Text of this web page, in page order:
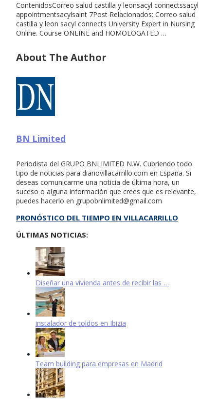
ContenidosCorreo salud castilla y leonsacyl connectssacyl
appointmentsacylsaint 7Post Relacionados: Correo salud
castilla y leon sacyl connects University Expert in Nursing
Online. Course ONLINE and HOMOLOGATED …
About The Author
BN Limited
Periodista del GRUPO BNLIMITED N.W. Cubriendo todo
tipo de noticias para diariovillacarrillo.com en España. Si
deseas comunicarme una noticia de última hora, un
suceso o alguna información que crees que es relevante,
puedes hacerlo en grupobnlimited@gmail.com
PRONÓSTICO DEL TIEMPO EN VILLACARRILLO
ÚLTIMAS NOTICIAS:
Diseñar una vivienda antes de recibir las …
instalador de toldos en Ibizia
Team building para empresas en Madrid